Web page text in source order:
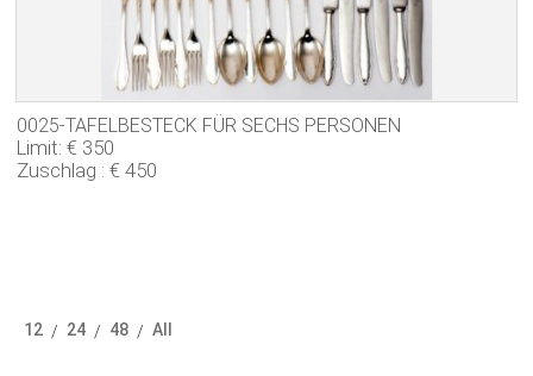
0025-TAFELBESTECK FÜR SECHS PERSONEN
Limit: € 350
Zuschlag : € 450
12 / 24 / 48 / All